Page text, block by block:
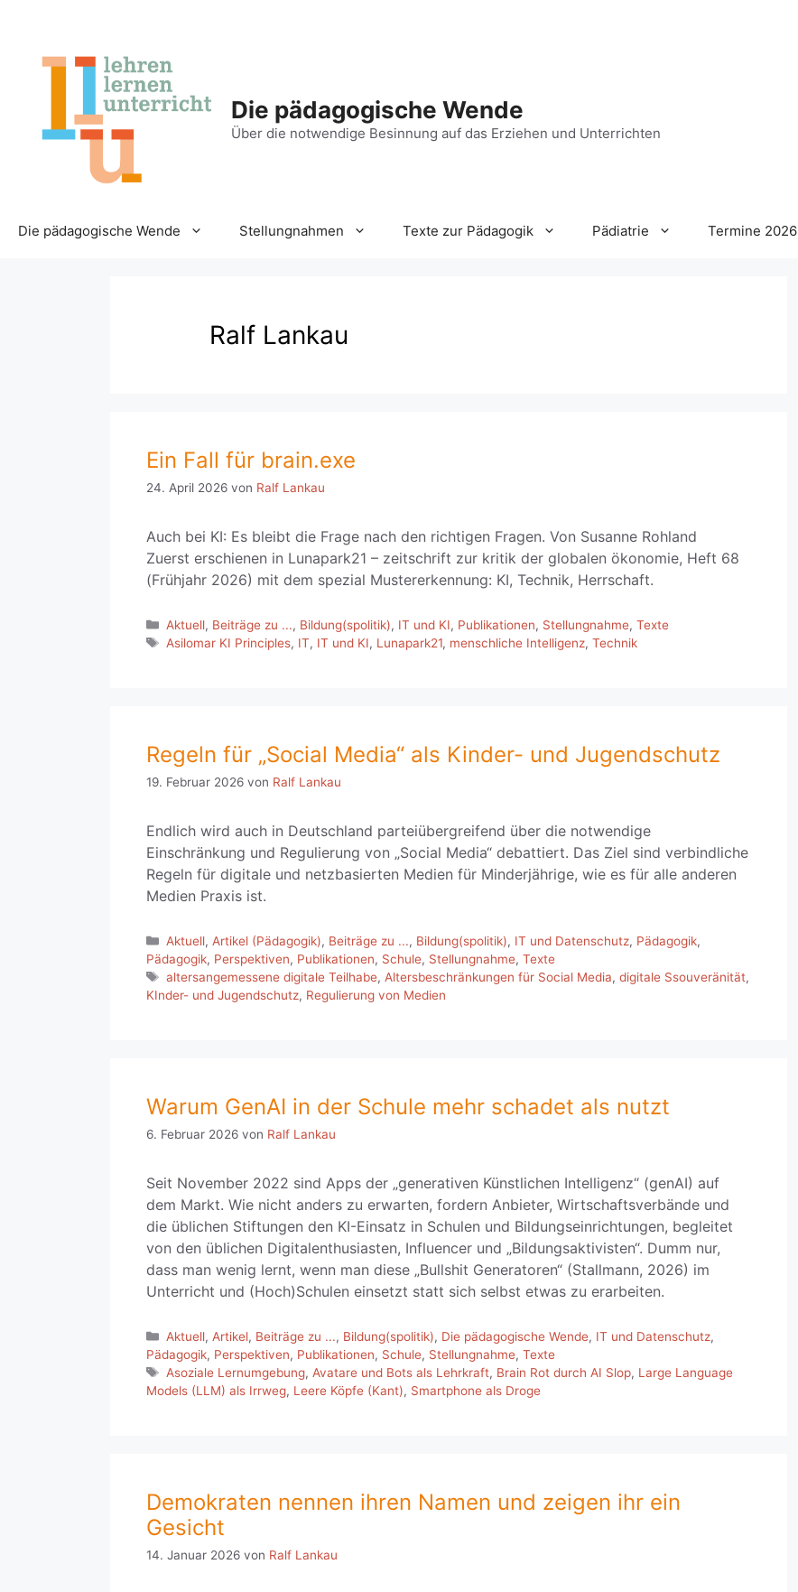
springen
Die pädagogische Wende
Über die notwendige Besinnung auf das Erziehen und Unterrichten
Die pädagogische Wende Stellungnahmen Texte zur Pädagogik Pädiatrie Termine 2026
Ralf Lankau
Ein Fall für brain.exe
24. April 2026 von Ralf Lankau
Auch bei KI: Es bleibt die Frage nach den richtigen Fragen. Von Susanne Rohland
Zuerst erschienen in Lunapark21 – zeitschrift zur kritik der globalen ökonomie, Heft 68
(Frühjahr 2026) mit dem spezial Mustererkennung: KI, Technik, Herrschaft.
Kategorien
Aktuell, Beiträge zu ..., Bildung(spolitik), IT und KI, Publikationen, Stellungnahme, Texte
Schlagwörter
Asilomar KI Principles, IT, IT und KI, Lunapark21, menschliche Intelligenz, Technik
Regeln für „Social Media“ als Kinder- und Jugendschutz
19. Februar 2026 von Ralf Lankau
Endlich wird auch in Deutschland parteiübergreifend über die notwendige
Einschränkung und Regulierung von „Social Media“ debattiert. Das Ziel sind verbindliche
Regeln für digitale und netzbasierten Medien für Minderjährige, wie es für alle anderen
Medien Praxis ist.
Kategorien
Aktuell, Artikel (Pädagogik), Beiträge zu ..., Bildung(spolitik), IT und Datenschutz, Pädagogik,
Pädagogik, Perspektiven, Publikationen, Schule, Stellungnahme, Texte
Schlagwörter
altersangemessene digitale Teilhabe, Altersbeschränkungen für Social Media, digitale Ssouveränität,
KInder- und Jugendschutz, Regulierung von Medien
Warum GenAI in der Schule mehr schadet als nutzt
6. Februar 2026 von Ralf Lankau
Seit November 2022 sind Apps der „generativen Künstlichen Intelligenz“ (genAI) auf
dem Markt. Wie nicht anders zu erwarten, fordern Anbieter, Wirtschaftsverbände und
die üblichen Stiftungen den KI-Einsatz in Schulen und Bildungseinrichtungen, begleitet
von den üblichen Digitalenthusiasten, Influencer und „Bildungsaktivisten“. Dumm nur,
dass man wenig lernt, wenn man diese „Bullshit Generatoren“ (Stallmann, 2026) im
Unterricht und (Hoch)Schulen einsetzt statt sich selbst etwas zu erarbeiten.
Kategorien
Aktuell, Artikel, Beiträge zu ..., Bildung(spolitik), Die pädagogische Wende, IT und Datenschutz,
Pädagogik, Perspektiven, Publikationen, Schule, Stellungnahme, Texte
Schlagwörter
Asoziale Lernumgebung, Avatare und Bots als Lehrkraft, Brain Rot durch AI Slop, Large Language
Models (LLM) als Irrweg, Leere Köpfe (Kant), Smartphone als Droge
Demokraten nennen ihren Namen und zeigen ihr ein
Gesicht
14. Januar 2026 von Ralf Lankau